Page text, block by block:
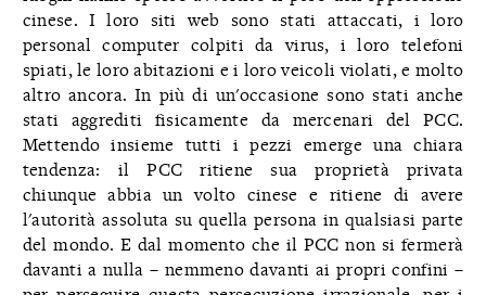
cinese. I loro siti web sono stati attaccati, i loro
personal computer colpiti da virus, i loro telefoni
spiati, le loro abitazioni e i loro veicoli violati, e molto
altro ancora. In più di un'occasione sono stati anche
stati aggrediti fisicamente da mercenari del PCC.
Mettendo insieme tutti i pezzi emerge una chiara
tendenza: il PCC ritiene sua proprietà privata
chiunque abbia un volto cinese e ritiene di avere
l'autorità assoluta su quella persona in qualsiasi parte
del mondo. E dal momento che il PCC non si fermerà
davanti a nulla – nemmeno davanti ai propri confini –